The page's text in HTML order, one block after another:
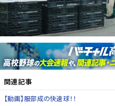
関連記事
【動画】服部成の快速球！！